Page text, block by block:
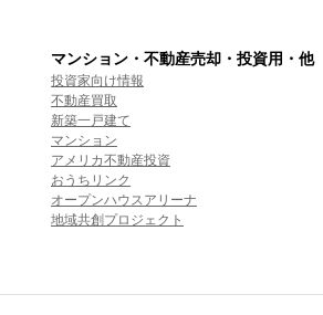
マンション・不動産売却・投資用・他
投資家向け情報
不動産買取
新築一戸建て
マンション
アメリカ不動産投資
おうちリンク
オープンハウスアリーナ
地域共創プロジェクト